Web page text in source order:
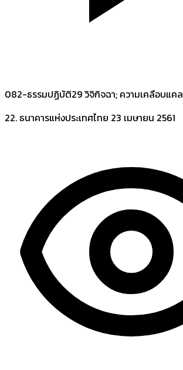
082-ธรรมปฏิบัติ29 วิจิกิจฉา; ความเคลือบแค
22. ธนาคารแห่งประเทศไทย 23 เมษายน 2561